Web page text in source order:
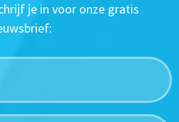
je in voor onze gratis